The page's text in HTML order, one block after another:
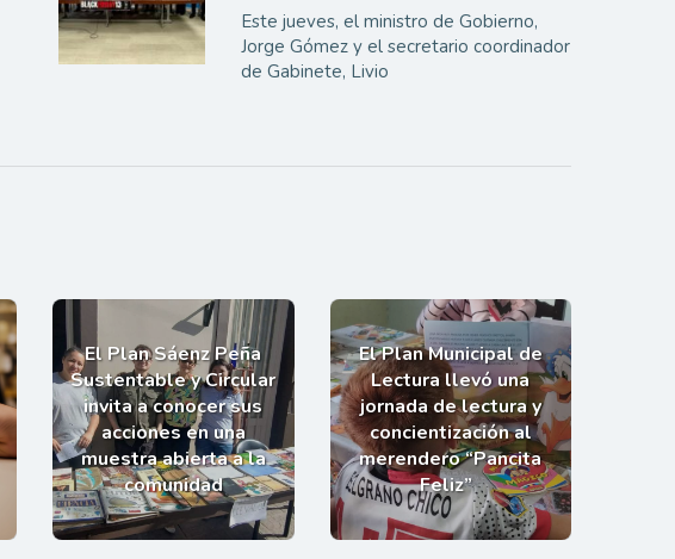
Este jueves, el ministro de Gobierno,
Jorge Gómez y el secretario coordinador
de Gabinete, Livio
El Plan Sáenz Peña
Sustentable y Circular
invita a conocer sus
acciones en una
muestra abierta a la
comunidad
El Plan Municipal de
Lectura llevó una
jornada de lectura y
concientización al
merendero “Pancita
Feliz”